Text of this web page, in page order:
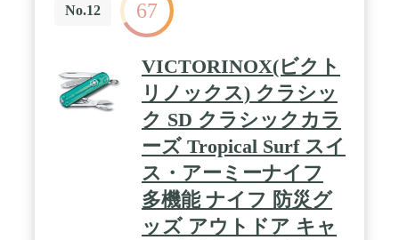
す。 / 【持ち歩きやすいコンパクトケース、耳に負
担をかけない軽量デザイン】充電ケースには4面曲
線デザインを採用。シンプルで、エレガントな外観
で、手のひらにぴったりとフィットするサイズ感。
また、イヤホン単体はわずか3.6gのため、まるで何
もつけてないような装着感を実現。 / 【Bluetooth5.4
高速で安定した接続】低遅延で接続の安定度が高
い、アップグレードされたBluetooth5.4プロトコルに
対応。低遅延モードをサポートしており、さらに臨
場感あふれるユーザー体験が実現します。
No.12 67
VICTORINOX(ビクト
リノックス) クラシッ
ク SD クラシックカラ
ーズ Tropical Surf スイ
ス・アーミーナイフ
多機能 ナイフ 防災グ
ッズ アウトドア キャ